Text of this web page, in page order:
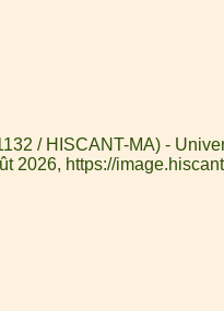
/ HISCANT-MA) -
2026, https://